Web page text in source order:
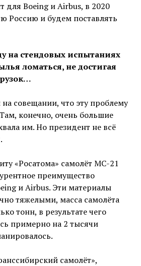
для Boeing и Airbus, в 2020
Россию и будем поставлять
на стендовых испытаниях
ломаться, не достигая
совещании, что эту проблему
конечно, очень большие
им. Но президент не всё
«Росатома» самолёт МС-21
преимущество
и Airbus. Эти материалы
тяжелыми, масса самолёта
тонн, в результате чего
примерно на 2 тысячи
самолёт»,